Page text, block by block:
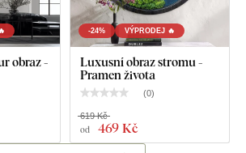
obraz -
-24% VÝPRODEJ 🔥
Luxusní obraz stromu -
Pramen života
(0)
od 469 Kč
619 Kč